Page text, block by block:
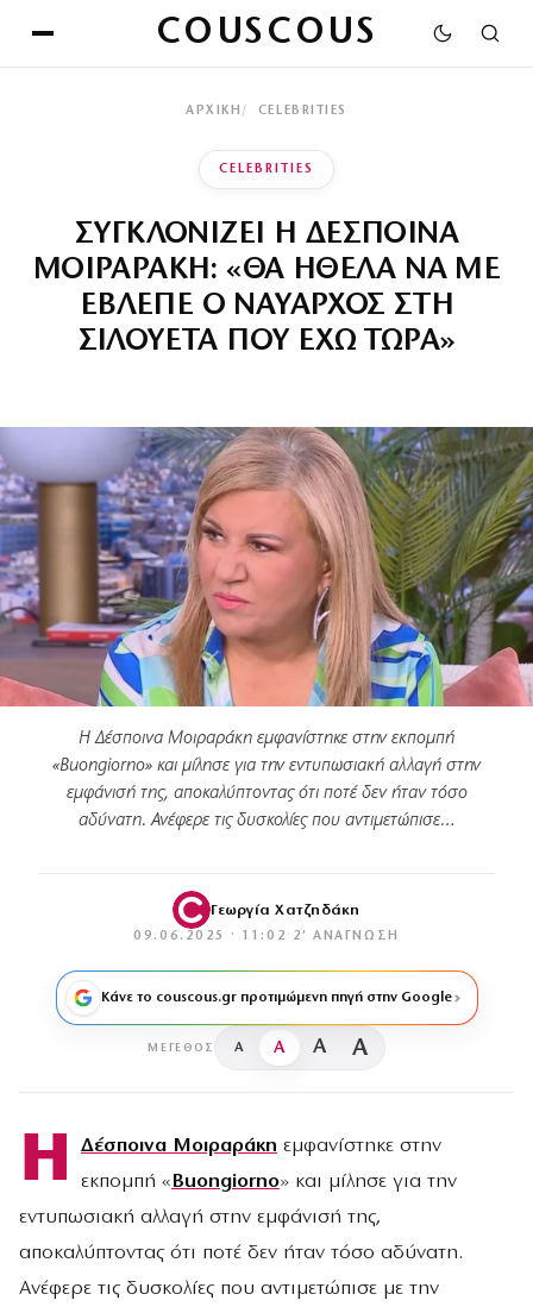
COUSCOUS
ΑΡΧΙΚΉ CELEBRITIES
CELEBRITIES
ΣΥΓΚΛΟΝΙΖΕΙ Η ΔΕΣΠΟΙΝΑ
ΜΟΙΡΑΡΑΚΗ: «ΘΑ ΗΘΕΛΑ ΝΑ ΜΕ
ΕΒΛΕΠΕ Ο ΝΑΥΑΡΧΟΣ ΣΤΗ
ΣΙΛΟΥΕΤΑ ΠΟΥ ΕΧΩ ΤΩΡΑ»
Η Δέσποινα Μοιραράκη εμφανίστηκε στην εκπομπή
«Buongiorno» και μίλησε για την εντυπωσιακή αλλαγή στην
εμφάνισή της, αποκαλύπτοντας ότι ποτέ δεν ήταν τόσο
αδύνατη. Ανέφερε τις δυσκολίες που αντιμετώπισε…
Γεωργία Χατζηδάκη
09.06.2025 · 11:02 · 2′ ΑΝΆΓΝΩΣΗ
Κάνε το couscous.gr προτιμώμενη πηγή στην Google
ΜΈΓΕΘΟΣ A A A A
Η Δέσποινα Μοιραράκη εμφανίστηκε στην
εκπομπή « Buongiorno» και μίλησε για την
εντυπωσιακή αλλαγή στην εμφάνισή της,
αποκαλύπτοντας ότι ποτέ δεν ήταν τόσο αδύνατη.
Ανέφερε τις δυσκολίες που αντιμετώπισε με την